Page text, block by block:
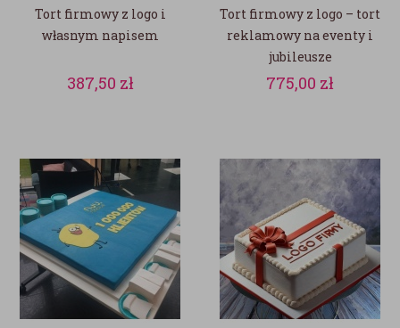
Tort firmowy z logo i
własnym napisem
387,50 zł
Tort firmowy z logo – tort
reklamowy na eventy i
jubileusze
775,00 zł